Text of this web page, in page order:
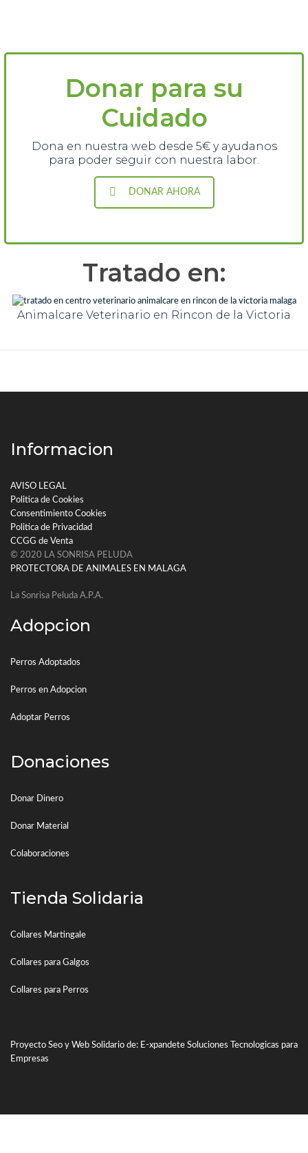
Donar para su
Cuidado
Dona en nuestra web desde 5€ y ayudanos
para poder seguir con nuestra labor.
DONAR AHORA
Tratado en:
Animalcare Veterinario en Rincon de la Victoria
Informacion
AVISO LEGAL
Politica de Cookies
Consentimiento Cookies
Politica de Privacidad
CCGG de Venta
© 2020 LA SONRISA PELUDA
PROTECTORA DE ANIMALES EN MALAGA
La Sonrisa Peluda A.P.A.
Adopcion
Perros Adoptados
Perros en Adopcion
Adoptar Perros
Donaciones
Donar Dinero
Donar Material
Colaboraciones
Tienda Solidaria
Collares Martingale
Collares para Galgos
Collares para Perros
Proyecto Seo y Web Solidario de: E-xpandete Soluciones Tecnologicas para
Empresas